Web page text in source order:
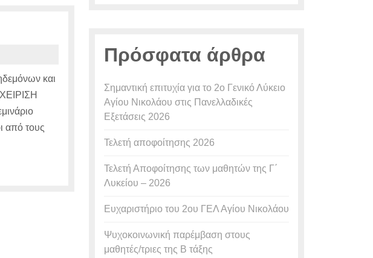
και
από τους
Πρόσφατα άρθρα
Σημαντική επιτυχία για το 2ο Γενικό Λύκειο
Αγίου Νικολάου στις Πανελλαδικές
Εξετάσεις 2026
Τελετή αποφοίτησης 2026
Τελετή Αποφοίτησης των μαθητών της Γ΄
Λυκείου – 2026
Ευχαριστήριο του 2ου ΓΕΛ Αγίου Νικολάου
Ψυχοκοινωνική παρέμβαση στους
μαθητές/τριες της Β τάξης